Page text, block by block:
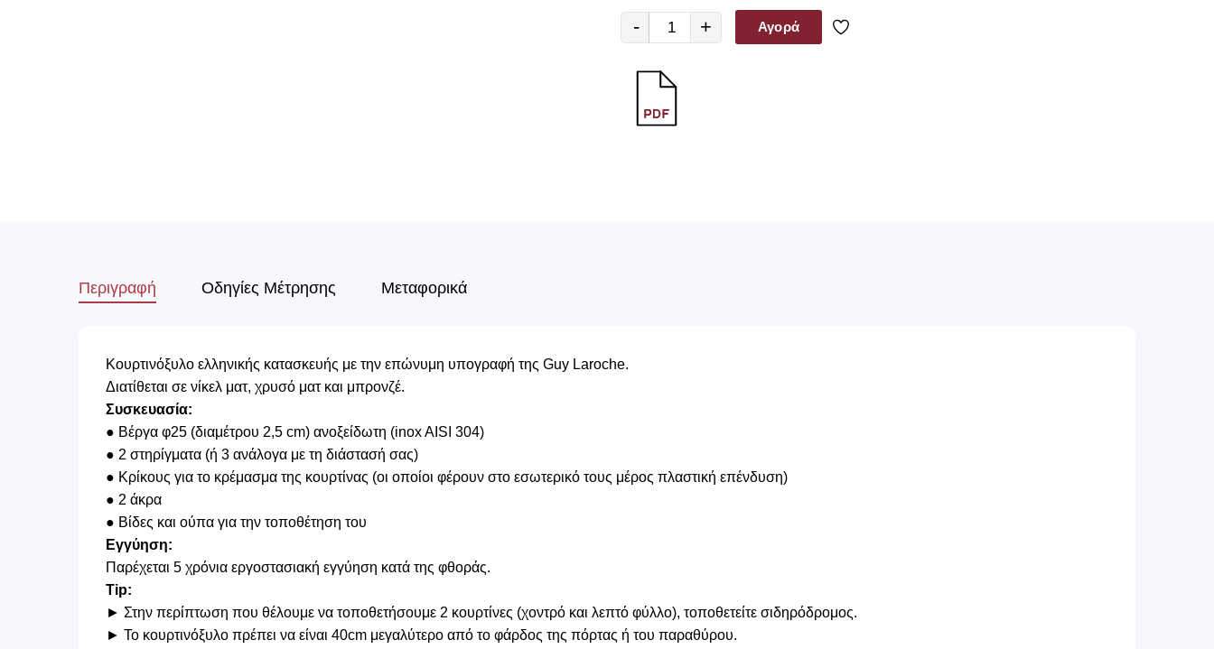
- + Αγορά
Περιγραφή Οδηγίες Μέτρησης Μεταφορικά
Κουρτινόξυλο ελληνικής κατασκευής με την επώνυμη υπογραφή της Guy Laroche.
Διατίθεται σε νίκελ ματ, χρυσό ματ και μπρονζέ.
Συσκευασία:
● Βέργα φ25 (διαμέτρου 2,5 cm) ανοξείδωτη (inox AISI 304)
● 2 στηρίγματα (ή 3 ανάλογα με τη διάστασή σας)
● Κρίκους για το κρέμασμα της κουρτίνας (οι οποίοι φέρουν στο εσωτερικό τους μέρος πλαστική επένδυση)
● 2 άκρα
● Βίδες και ούπα για την τοποθέτηση του
Εγγύηση:
Παρέχεται 5 χρόνια εργοστασιακή εγγύηση κατά της φθοράς.
Tip:
► Στην περίπτωση που θέλουμε να τοποθετήσουμε 2 κουρτίνες (χοντρό και λεπτό φύλλο), τοποθετείτε σιδηρόδρομος.
► Το κουρτινόξυλο πρέπει να είναι 40cm μεγαλύτερο από το φάρδος της πόρτας ή του παραθύρου.